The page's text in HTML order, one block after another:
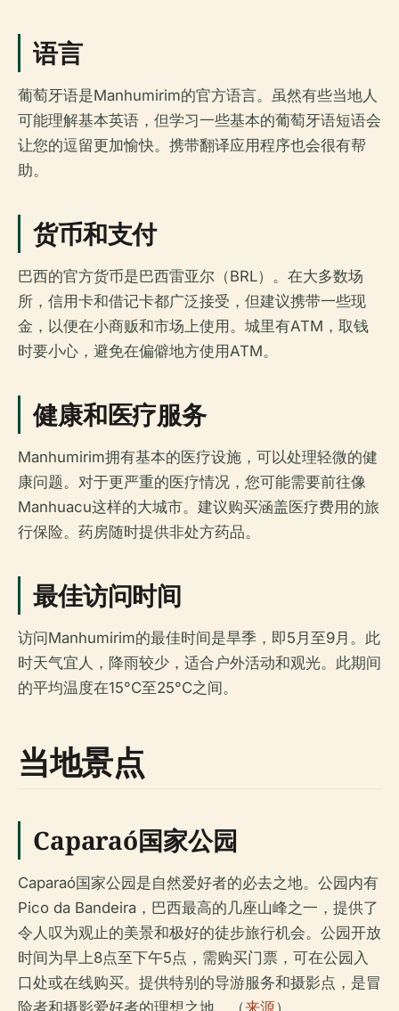
语言
葡萄牙语是Manhumirim的官方语言。虽然有些当地人
可能理解基本英语，但学习一些基本的葡萄牙语短语会
让您的逗留更加愉快。携带翻译应用程序也会很有帮
助。
货币和支付
巴西的官方货币是巴西雷亚尔（BRL）。在大多数场
所，信用卡和借记卡都广泛接受，但建议携带一些现
金，以便在小商贩和市场上使用。城里有ATM，取钱
时要小心，避免在偏僻地方使用ATM。
健康和医疗服务
Manhumirim拥有基本的医疗设施，可以处理轻微的健
康问题。对于更严重的医疗情况，您可能需要前往像
Manhuacu这样的大城市。建议购买涵盖医疗费用的旅
行保险。药房随时提供非处方药品。
最佳访问时间
访问Manhumirim的最佳时间是旱季，即5月至9月。此
时天气宜人，降雨较少，适合户外活动和观光。此期间
的平均温度在15°C至25°C之间。
当地景点
Caparaó国家公园
Caparaó国家公园是自然爱好者的必去之地。公园内有
Pico da Bandeira，巴西最高的几座山峰之一，提供了
令人叹为观止的美景和极好的徒步旅行机会。公园开放
时间为早上8点至下午5点，需购买门票，可在公园入
口处或在线购买。提供特别的导游服务和摄影点，是冒